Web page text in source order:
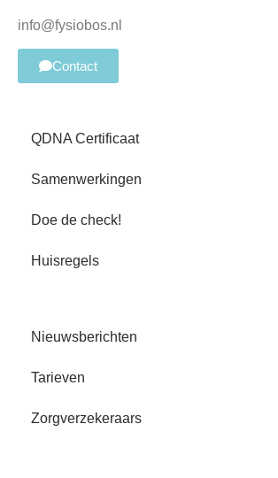
info@fysiobos.nl
Contact
QDNA Certificaat
Samenwerkingen
Doe de check!
Huisregels
Nieuwsberichten
Tarieven
Zorgverzekeraars